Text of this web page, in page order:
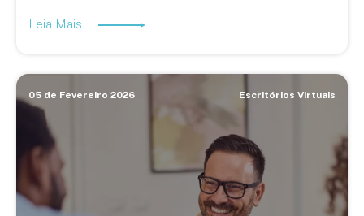
Leia Mais
05 de Fevereiro 2026 Escritórios Virtuais